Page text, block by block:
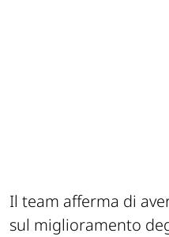
Il team afferma di
sul miglioramento